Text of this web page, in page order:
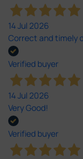
14 Jul 2026
Correct and timely
Verified buyer
14 Jul 2026
Very Good!
Verified buyer